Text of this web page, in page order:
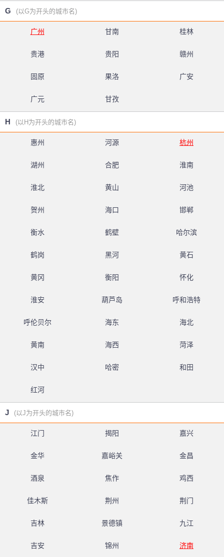
G (以G为开头的城市名)
广州 甘南 桂林
贵港 贵阳 赣州
固原 果洛 广安
广元 甘孜
H (以H为开头的城市名)
惠州 河源 杭州
湖州 合肥 淮南
淮北 黄山 河池
贺州 海口 邯郸
衡水 鹤壁 哈尔滨
鹤岗 黑河 黄石
黄冈 衡阳 怀化
淮安 葫芦岛 呼和浩特
呼伦贝尔 海东 海北
黄南 海西 菏泽
汉中 哈密 和田
红河
J (以J为开头的城市名)
江门 揭阳 嘉兴
金华 嘉峪关 金昌
酒泉 焦作 鸡西
佳木斯 荆州 荆门
吉林 景德镇 九江
吉安 锦州 济南